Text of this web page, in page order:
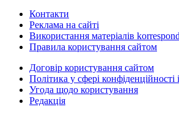
Контакти
Реклама на сайті
Використання матеріалів
Правила користування сайтом
Договір користування сайтом
Політика у сфері
Угода щодо користування
Редакція